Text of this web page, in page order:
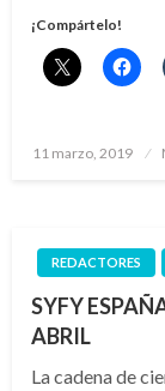
¡Compártelo!
Publicado
11 marzo, 2019
REDACTORES
SYFY
ABRIL
La cadena de